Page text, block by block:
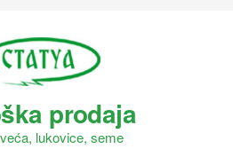
prodaja
lukovice, seme